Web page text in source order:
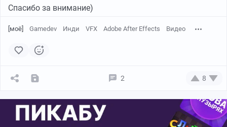
Спасибо за внимание)
[моё] Gamedev Инди VFX Adobe After Effects Видео
2 8